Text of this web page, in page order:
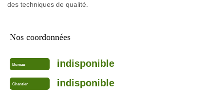
des techniques de qualité.
Nos coordonnées
Bureau indisponible
Chantier indisponible